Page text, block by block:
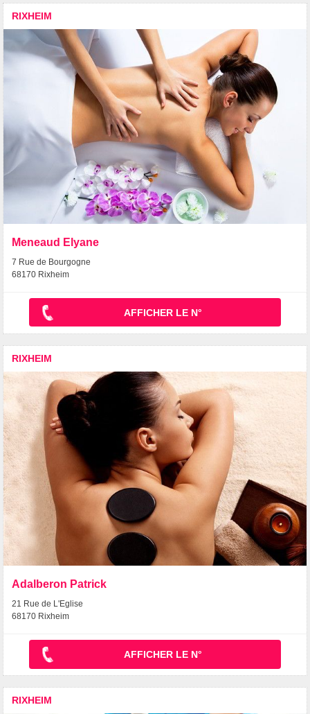
RIXHEIM
Meneaud Elyane
7 Rue de Bourgogne
68170 Rixheim
AFFICHER LE N°
RIXHEIM
Adalberon Patrick
21 Rue de L'Eglise
68170 Rixheim
AFFICHER LE N°
RIXHEIM